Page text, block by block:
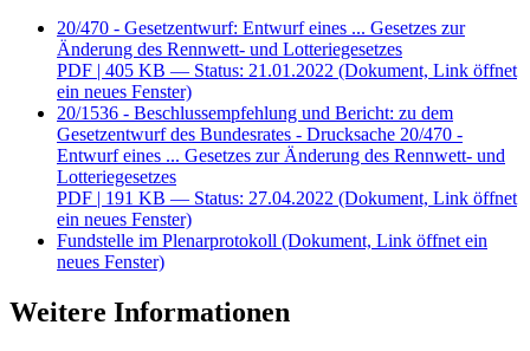
20/470 - Gesetzentwurf: Entwurf eines ... Gesetzes zur
Änderung des Rennwett- und Lotteriegesetzes
PDF | 405 KB — Status: 21.01.2022 (Dokument, Link öffnet
ein neues Fenster)
20/1536 - Beschlussempfehlung und Bericht: zu dem
Gesetzentwurf des Bundesrates - Drucksache 20/470 -
Entwurf eines ... Gesetzes zur Änderung des Rennwett- und
Lotteriegesetzes
PDF | 191 KB — Status: 27.04.2022 (Dokument, Link öffnet
ein neues Fenster)
Fundstelle im Plenarprotokoll (Dokument, Link öffnet ein
neues Fenster)
Weitere Informationen